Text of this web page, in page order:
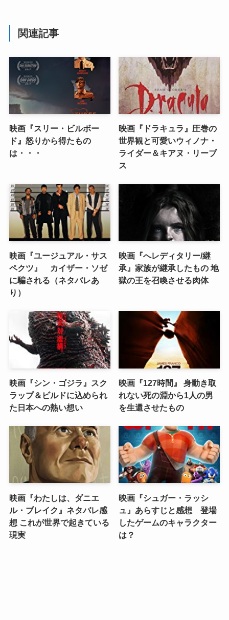
関連記事
映画『スリー・ビルボー
ド』怒りから得たもの
は・・・
映画『ドラキュラ』圧巻の
世界観と可愛いウィノナ・
ライダー＆キアヌ・リーブ
ス
映画『ユージュアル・サス
ペクツ』 カイザー・ソゼ
に騙される（ネタバレあ
り）
映画『へレディタリー/継
承』家族が継承したもの 地
獄の王を召喚させる肉体
映画『シン・ゴジラ』スク
ラップ＆ビルドに込められ
た日本への熱い想い
映画『127時間』 身動き取
れない死の淵から1人の男
を生還させたもの
映画『わたしは、ダニエ
ル・ブレイク』ネタバレ感
想 これが世界で起きている
現実
映画『シュガー・ラッシ
ュ』あらすじと感想 登場
したゲームのキャラクター
は？